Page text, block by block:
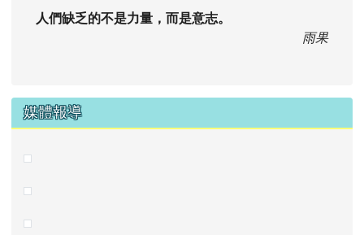
人們缺乏的不是力量，而是意志。
雨果
媒體報導